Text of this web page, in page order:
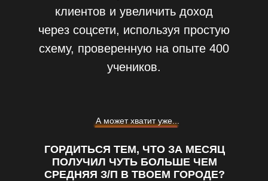
клиентов и увеличить доход
через соцсети, используя простую
схему, проверенную на опыте 400
учеников.
А может хватит уже...
ГОРДИТЬСЯ ТЕМ, ЧТО ЗА МЕСЯЦ
ПОЛУЧИЛ ЧУТЬ БОЛЬШЕ ЧЕМ
СРЕДНЯЯ З/П В ТВОЕМ ГОРОДЕ?